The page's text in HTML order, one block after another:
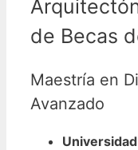
de Becas
Maestría en
Avanzado